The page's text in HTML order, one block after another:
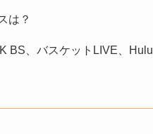
は？
BS、バスケットLIVE、Hulu